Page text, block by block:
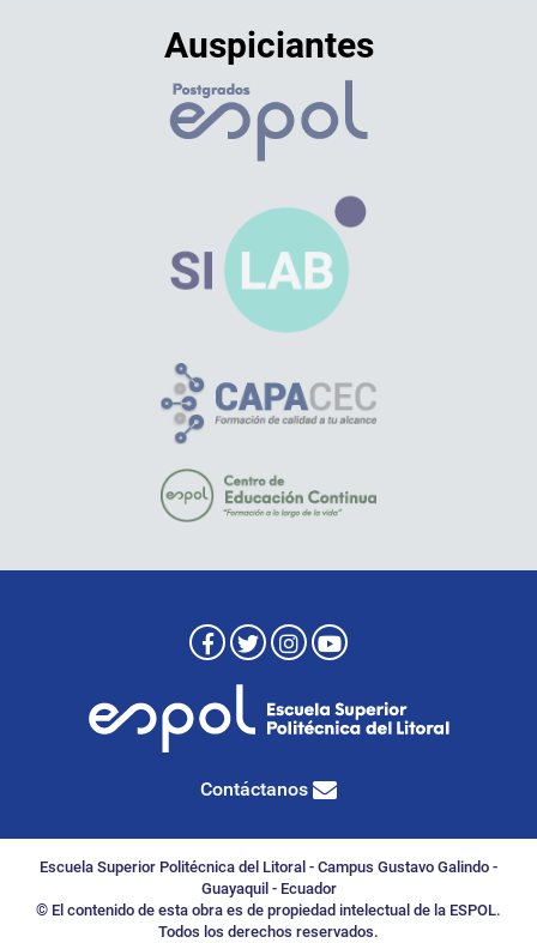
Auspiciantes
Contáctanos
Escuela Superior Politécnica del Litoral - Campus Gustavo Galindo -
Guayaquil - Ecuador
© El contenido de esta obra es de propiedad intelectual de la ESPOL.
Todos los derechos reservados.